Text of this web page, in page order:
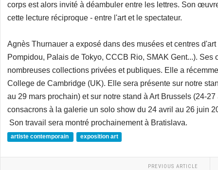
corps est alors invité à déambuler entre les lettres. Son
cette lecture réciproque - entre l'art et le spectateur.
Agnès Thurnauer a exposé dans des musées et centres
Pompidou, Palais de Tokyo, CCCB Rio, SMAK Gent...).
nombreuses collections privées et publiques. Elle a
College de Cambridge (UK). Elle sera présente sur notre
au 29 mars prochain) et sur notre stand à Art Brussels (24-
consacrons à la galerie un solo show du 24 avril au 26 juin
Son travail sera montré prochainement à Bratislava.
artiste contemporain exposition art
PREVIOUS ARTICLE